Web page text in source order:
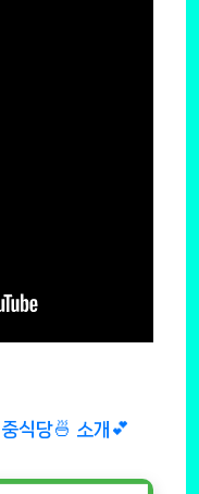
식당🍜 소개💕